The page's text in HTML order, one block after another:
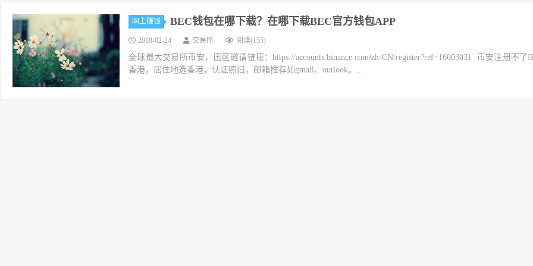
网上赚钱 BEC钱包在哪下载？在哪下载BEC官方钱包APP
2018-02-24 交易所 阅读(155)
全球最大交易所币安，国区邀请链接：https://accounts.binance.com/zh-CN/register?ref=16003031 币安注册不了
香港，居住地选香港，认证照旧，邮箱推荐如gmail、outlook。...